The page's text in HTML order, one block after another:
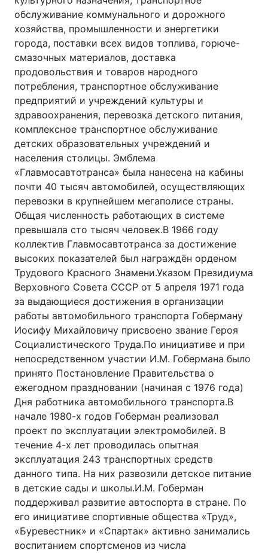
обслуживание коммунального и дорожного
хозяйства, промышленности и энергетики
города, поставки всех видов топлива, горюче-
смазочных материалов, доставка
продовольствия и товаров народного
потребления, транспортное обслуживание
предприятий и учреждений культуры и
здравоохранения, перевозка детского питания,
комплексное транспортное обслуживание
детских образовательных учреждений и
населения столицы. Эмблема
«Главмосавтотранса» была нанесена на кабины
почти 40 тысяч автомобилей, осуществляющих
перевозки в крупнейшем мегаполисе страны.
Общая численность работающих в системе
превышала сто тысяч человек.В 1966 году
коллектив Главмосавтотранса за достижение
высоких показателей был награждён орденом
Трудового Красного Знамени.Указом Президиума
Верховного Совета СССР от 5 апреля 1971 года
за выдающиеся достижения в организации
работы автомобильного транспорта Гоберману
Иосифу Михайловичу присвоено звание Героя
Социалистического Труда.По инициативе и при
непосредственном участии И.М. Гобермана было
принято Постановление Правительства о
ежегодном праздновании (начиная с 1976 года)
Дня работника автомобильного транспорта.В
начале 1980-х годов Гоберман реализовал
проект по эксплуатации электромобилей. В
течение 4-х лет проводилась опытная
эксплуатация 243 транспортных средств
данного типа. На них развозили детское питание
в детские сады и школы.И.М. Гоберман
поддерживал развитие автоспорта в стране. По
его инициативе спортивные общества «Труд»,
«Буревестник» и «Спартак» активно занимались
воспитанием спортсменов из числа